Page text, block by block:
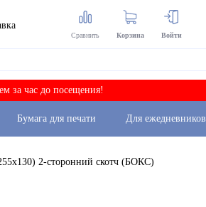
Сравнить Корзина Войти
за час до посещения!
Бумага для печати Для ежедневников
2-сторонний скотч (БОКС)